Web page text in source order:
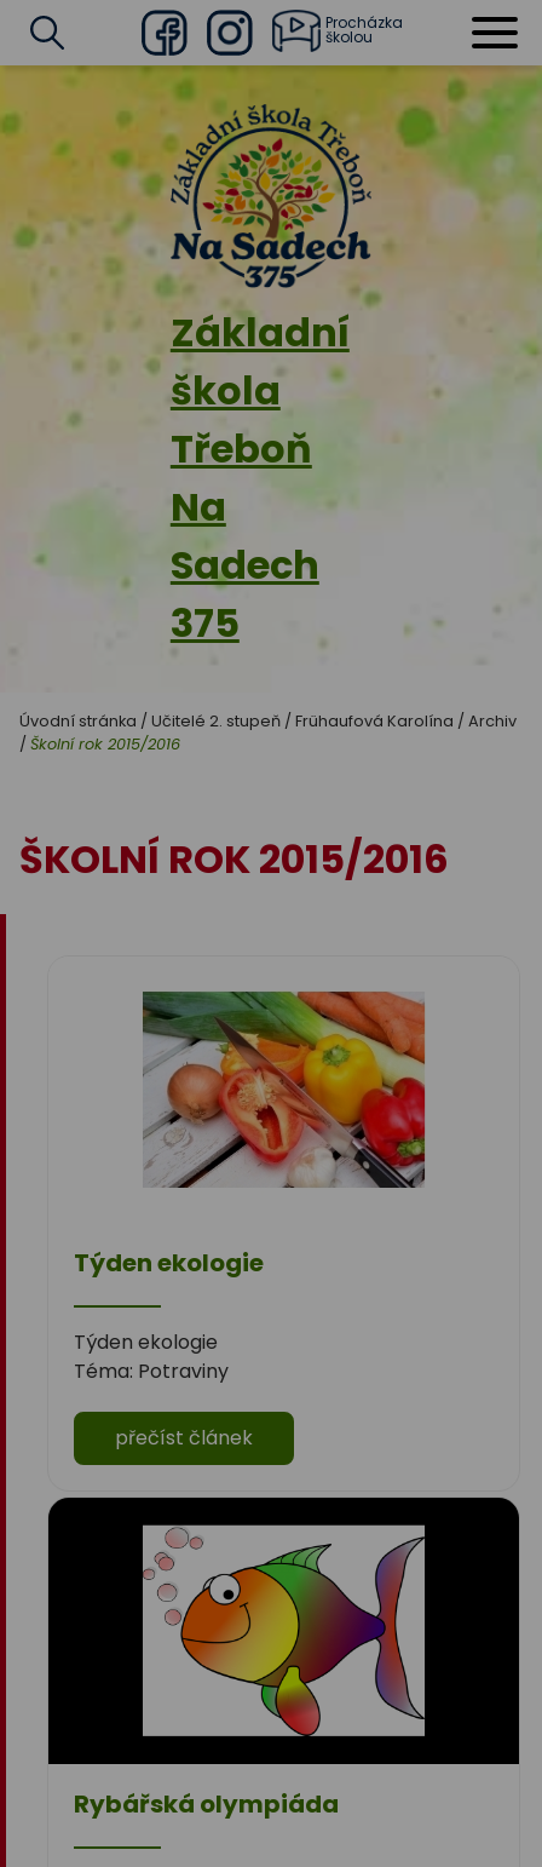
Základní
škola
Třeboň
Na
Sadech
375
FacebookInstagram
Procházka
školou
Úvodní stránka / Učitelé 2. stupeň / Frühaufová Karolína / Archiv
/ Školní rok 2015/2016
ŠKOLNÍ ROK 2015/2016
Týden ekologie
Týden ekologie
Téma: Potraviny
přečíst článek
Rybářská olympiáda